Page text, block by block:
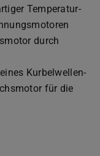
Temperatur-
durch
Kurbelwellen-
für die